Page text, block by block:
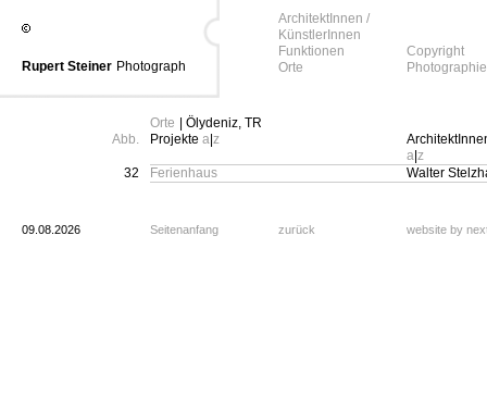
Rupert Steiner Photograph
ArchitektInnen /
KünstlerInnen
Funktionen
Orte
Copyright
Photographie
Orte
| Ölydeniz, TR
Abb.
Projekte a z
a z
32
Ferienhaus Walter
09.08.2026 Seitenanfang zurück website by